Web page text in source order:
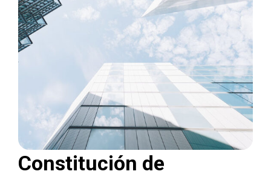
Constitución de